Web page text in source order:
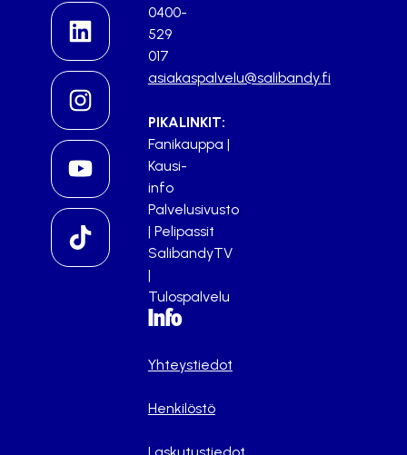
0400-
529
017
asiakaspalvelu@salibandy.fi
PIKALINKIT:
Fanikauppa |
Kausi-
info
Palvelusivusto
| Pelipassit
SalibandyTV
|
Tulospalvelu
Info
Yhteystiedot
Henkilöstö